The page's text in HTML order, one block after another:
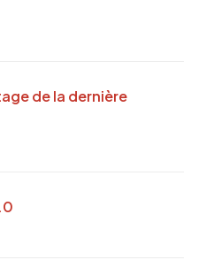
de la dernière